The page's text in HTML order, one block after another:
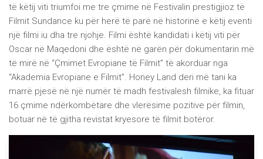
të këtij viti triumfoi me tre çmime në Festivalin prestigjioz të
Filmit Sundance ku për herë të parë në historinë e këtij eventi
një filmi iu dha tre njohje. Filmi është kandidati i këtij viti për
Oscar në Maqedoni dhe është në garën për dokumentarin më
të mirë në “Çmimet Evropiane të Filmit” të akorduar nga
“Akademia Evropiane e Filmit”. Honey Land deri më tani ka
marrë pjesë në një numër të madh festivalesh filmike, ka fituar
16 çmime ndërkombëtare dhe vlerësime pozitive për filmin,
botuar në të gjitha revistat kryesore të filmit botëror.